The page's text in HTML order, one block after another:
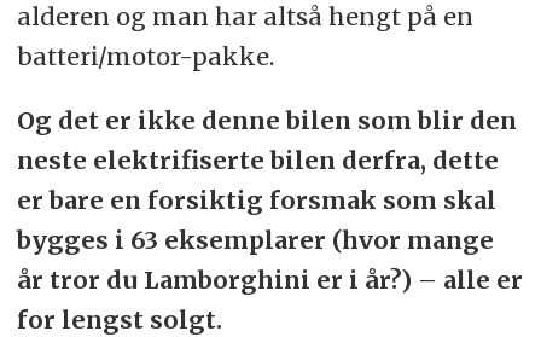
alderen og man har altså hengt på en
batteri/motor-pakke.
Og det er ikke denne bilen som blir den
neste elektrifiserte bilen derfra, dette
er bare en forsiktig forsmak som skal
bygges i 63 eksemplarer (hvor mange
år tror du Lamborghini er i år?) – alle er
for lengst solgt.